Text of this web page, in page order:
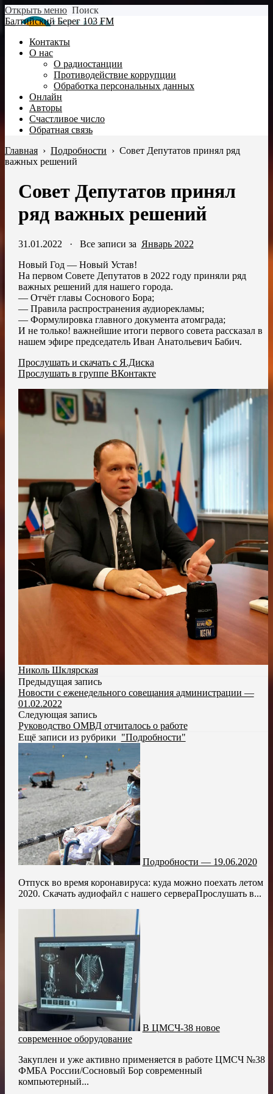
Открыть меню Поиск
Балтийский Берег 103 FM
Контакты
О нас
О радиостанции
Противодействие коррупции
Обработка персональных данных
Онлайн
Авторы
Счастливое число
Обратная связь
Главная › Подробности › Совет Депутатов принял ряд
важных решений
Совет Депутатов принял
ряд важных решений
31.01.2022 · Все записи за Январь 2022
Новый Год — Новый Устав!
На первом Совете Депутатов в 2022 году приняли ряд
важных решений для нашего города.
— Отчёт главы Соснового Бора;
— Правила распространения аудиорекламы;
— Формулировка главного документа атомграда;
И не только! важнейшие итоги первого совета рассказал в
нашем эфире председатель Иван Анатольевич Бабич.
Прослушать и скачать с Я.Диска
Прослушать в группе ВКонтакте
Николь Шклярская
Предыдущая запись
Новости с еженедельного совещания администрации —
01.02.2022
Следующая запись
Руководство ОМВД отчиталось о работе
Ещё записи из рубрики "Подробности"
Подробности — 19.06.2020
Отпуск во время коронавируса: куда можно поехать летом
2020. Скачать аудиофайл с нашего сервераПрослушать в...
В ЦМСЧ-38 новое
современное оборудование
Закуплен и уже активно применяется в работе ЦМСЧ №38
ФМБА России/Сосновый Бор современный
компьютерный...